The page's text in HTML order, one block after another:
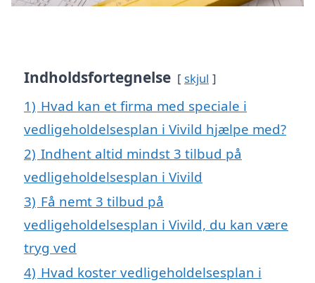
Indholdsfortegnelse skjul
1) Hvad kan et firma med speciale i
vedligeholdelsesplan i Vivild hjælpe med?
2) Indhent altid mindst 3 tilbud på
vedligeholdelsesplan i Vivild
3) Få nemt 3 tilbud på
vedligeholdelsesplan i Vivild, du kan være
tryg ved
4) Hvad koster vedligeholdelsesplan i